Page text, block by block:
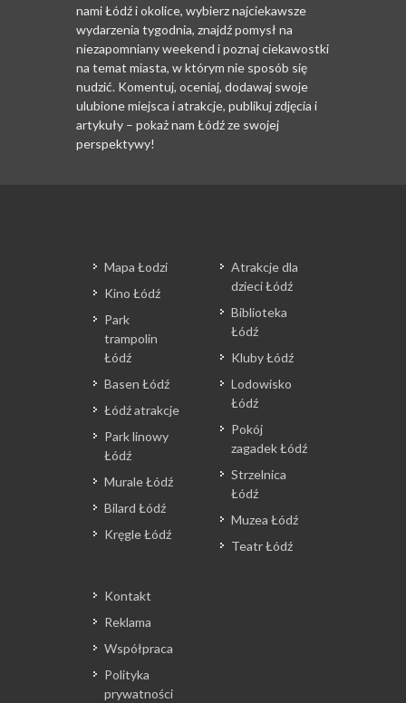
nami Łódź i okolice, wybierz najciekawsze
wydarzenia tygodnia, znajdź pomysł na
niezapomniany weekend i poznaj ciekawostki
na temat miasta, w którym nie sposób się
nudzić. Komentuj, oceniaj, dodawaj swoje
ulubione miejsca i atrakcje, publikuj zdjęcia i
artykuły – pokaż nam Łódź ze swojej
perspektywy!
Mapa Łodzi
Kino Łódź
Park
trampolin
Łódź
Basen Łódź
Łódź atrakcje
Park linowy
Łódź
Murale Łódź
Bilard Łódź
Kręgle Łódź
Atrakcje dla
dzieci Łódź
Biblioteka
Łódź
Kluby Łódź
Lodowisko
Łódź
Pokój
zagadek Łódź
Strzelnica
Łódź
Muzea Łódź
Teatr Łódź
Kontakt
Reklama
Współpraca
Polityka
prywatności